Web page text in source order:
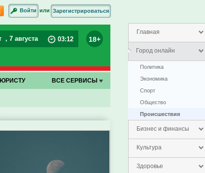
Главная
Город онлайн
Политика
Экономика
Спорт
Общество
Проиcшествия
Бизнес и финансы
Культура
Здоровье
Войти или Зарегистрироваться
, 7 августа 03:12 18+
ВСЕ СЕРВИСЫ